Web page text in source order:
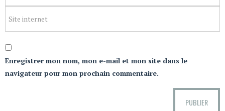
Enregistrer mon nom, mon e-mail et mon site dans le
navigateur pour mon prochain commentaire.